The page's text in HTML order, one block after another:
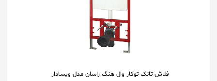
فلاش تانک توکار وال هنگ راسان مدل ویسادار